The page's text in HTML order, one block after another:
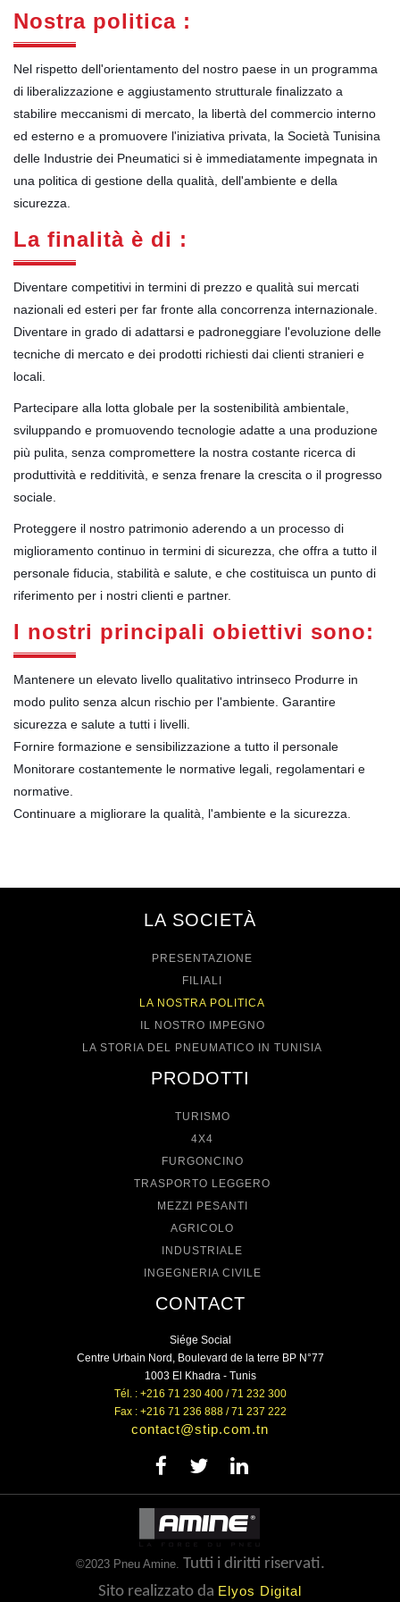
Nostra politica :
Nel rispetto dell'orientamento del nostro paese in un programma
di liberalizzazione e aggiustamento strutturale finalizzato a
stabilire meccanismi di mercato, la libertà del commercio interno
ed esterno e a promuovere l'iniziativa privata, la Società Tunisina
delle Industrie dei Pneumatici si è immediatamente impegnata in
una politica di gestione della qualità, dell'ambiente e della
sicurezza.
La finalità è di :
Diventare competitivi in termini di prezzo e qualità sui mercati
nazionali ed esteri per far fronte alla concorrenza internazionale.
Diventare in grado di adattarsi e padroneggiare l'evoluzione delle
tecniche di mercato e dei prodotti richiesti dai clienti stranieri e
locali.
Partecipare alla lotta globale per la sostenibilità ambientale,
sviluppando e promuovendo tecnologie adatte a una produzione
più pulita, senza compromettere la nostra costante ricerca di
produttività e redditività, e senza frenare la crescita o il progresso
sociale.
Proteggere il nostro patrimonio aderendo a un processo di
miglioramento continuo in termini di sicurezza, che offra a tutto il
personale fiducia, stabilità e salute, e che costituisca un punto di
riferimento per i nostri clienti e partner.
I nostri principali obiettivi sono:
Mantenere un elevato livello qualitativo intrinseco Produrre in
modo pulito senza alcun rischio per l'ambiente. Garantire
sicurezza e salute a tutti i livelli.
Fornire formazione e sensibilizzazione a tutto il personale
Monitorare costantemente le normative legali, regolamentari e
normative.
Continuare a migliorare la qualità, l'ambiente e la sicurezza.
LA SOCIETÀ
PRESENTAZIONE
FILIALI
LA NOSTRA POLITICA
IL NOSTRO IMPEGNO
LA STORIA DEL PNEUMATICO IN TUNISIA
PRODOTTI
TURISMO
4X4
FURGONCINO
TRASPORTO LEGGERO
MEZZI PESANTI
AGRICOLO
INDUSTRIALE
INGEGNERIA CIVILE
CONTACT
Siége Social
Centre Urbain Nord, Boulevard de la terre BP N°77
1003 El Khadra - Tunis
Tél. : +216 71 230 400 / 71 232 300
Fax : +216 71 236 888 / 71 237 222
contact@stip.com.tn
©2023 Pneu Amine. Tutti i diritti riservati.
Sito realizzato da Elyos Digital